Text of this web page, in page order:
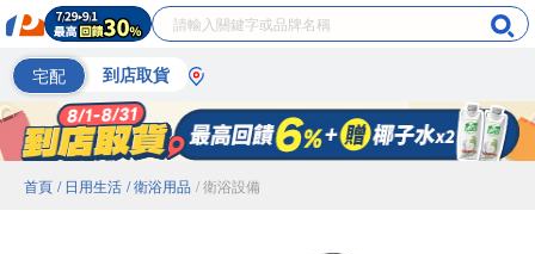
宅配 到店取貨
首頁 / 日用生活 / 衛浴用品 / 衛浴設備